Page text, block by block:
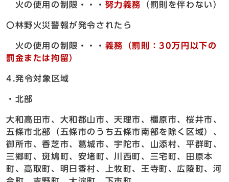
火の使用の制限・・・ 努力義務 （罰則を伴わない）
〇林野火災警報が発令されたら
火の使用の制限・・・ 義務（罰則：30万円以下の
罰金または拘留）
4.発令対象区域
・北部
大和高田市、大和郡山市、天理市、橿原市、桜井市、
五條市北部（五條市のうち五條市南部を除く区域）、
御所市、香芝市、葛城市、宇陀市、山添村、平群町、
三郷町、斑鳩町、安堵町、川西町、三宅町、田原本
町、高取町、明日香村、上牧町、王寺町、広陵町、河